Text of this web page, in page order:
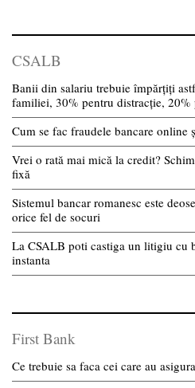
CSALB
Banii din salariu trebuie împărțiți
familiei, 30% pentru distracție,
Cum se fac fraudele bancare online
Vrei o rată mai mică la credit?
fixă
Sistemul bancar romanesc este
orice fel de socuri
La CSALB poti castiga un litigiu cu
instanta
First Bank
Ce trebuie sa faca cei care au